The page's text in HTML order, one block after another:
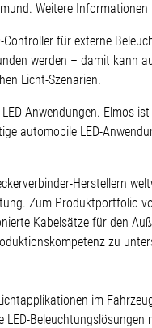
Weitere Informationen
für externe
werden – damit kann
Licht-Szenarien.
Anwendungen. Elmos
automobile LED-
Herstellern
Zum Produktportfolio
Kabelsätze für den
zu
im